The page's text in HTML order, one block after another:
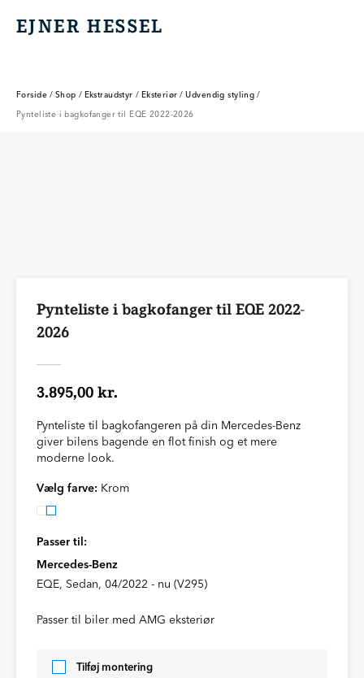
EJNER HESSEL
EJNER HESSEL
Forside / Shop / Ekstraudstyr / Eksteriør / Udvendig styling /
Pynteliste i bagkofanger til EQE 2022-2026
Pynteliste i bagkofanger til EQE 2022-
2026
3.895,00 kr.
Pynteliste til bagkofangeren på din Mercedes-Benz
giver bilens bagende en flot finish og et mere
moderne look.
Vælg farve: Krom
Passer til:
Mercedes-Benz
EQE, Sedan, 04/2022 - nu (V295)
Passer til biler med AMG eksteriør
Tilføj montering